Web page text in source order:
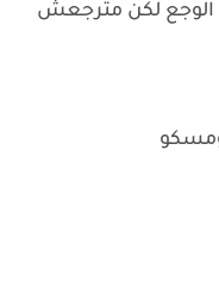
الوجع لكن مترجعش